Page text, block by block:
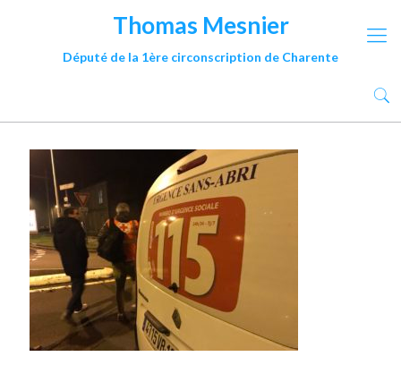
Thomas Mesnier
Député de la 1ère circonscription de Charente